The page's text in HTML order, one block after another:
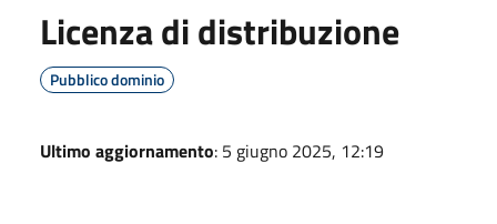
Licenza di distribuzione
Pubblico dominio
Ultimo aggiornamento: 5 giugno 2025, 12:19